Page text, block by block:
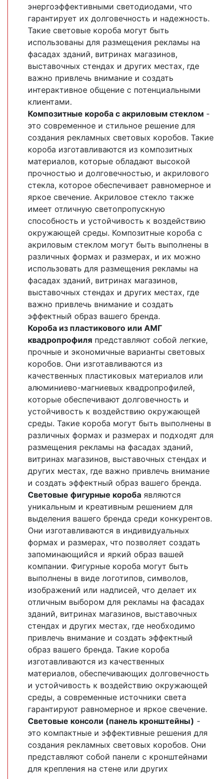
энергоэффективными светодиодами, что
гарантирует их долговечность и надежность.
Такие световые короба могут быть
использованы для размещения рекламы на
фасадах зданий, витринах магазинов,
выставочных стендах и других местах, где
важно привлечь внимание и создать
интерактивное общение с потенциальными
клиентами.
Композитные короба с акриловым стеклом -
это современное и стильное решение для
создания рекламных световых коробов. Такие
короба изготавливаются из композитных
материалов, которые обладают высокой
прочностью и долговечностью, и акрилового
стекла, которое обеспечивает равномерное и
яркое свечение. Акриловое стекло также
имеет отличную светопропускную
способность и устойчивость к воздействию
окружающей среды. Композитные короба с
акриловым стеклом могут быть выполнены в
различных формах и размерах, и их можно
использовать для размещения рекламы на
фасадах зданий, витринах магазинов,
выставочных стендах и других местах, где
важно привлечь внимание и создать
эффектный образ вашего бренда.
Короба из пластикового или АМГ
квадропрофиля представляют собой легкие,
прочные и экономичные варианты световых
коробов. Они изготавливаются из
качественных пластиковых материалов или
алюминиево-магниевых квадропрофилей,
которые обеспечивают долговечность и
устойчивость к воздействию окружающей
среды. Такие короба могут быть выполнены в
различных формах и размерах и подходят для
размещения рекламы на фасадах зданий,
витринах магазинов, выставочных стендах и
других местах, где важно привлечь внимание
и создать эффектный образ вашего бренда.
Световые фигурные короба являются
уникальным и креативным решением для
выделения вашего бренда среди конкурентов.
Они изготавливаются в индивидуальных
формах и размерах, что позволяет создать
запоминающийся и яркий образ вашей
компании. Фигурные короба могут быть
выполнены в виде логотипов, символов,
изображений или надписей, что делает их
отличным выбором для рекламы на фасадах
зданий, витринах магазинов, выставочных
стендах и других местах, где необходимо
привлечь внимание и создать эффектный
образ вашего бренда. Такие короба
изготавливаются из качественных
материалов, обеспечивающих долговечность
и устойчивость к воздействию окружающей
среды, а современные источники света
гарантируют равномерное и яркое свечение.
Световые консоли (панель кронштейны) -
это компактные и эффективные решения для
создания рекламных световых коробов. Они
представляют собой панели с кронштейнами
для крепления на стене или других